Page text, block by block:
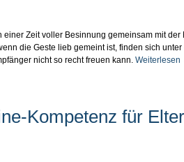
Zeit voller Besinnung gemeinsam mit der
die Geste lieb gemeint ist, finden sich
nicht so recht freuen kann. Weiterlesen
Kompetenz für